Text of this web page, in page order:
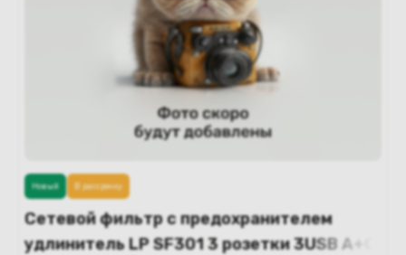
Сетевой фильтр с предохранителем
удлинитель LP SF301 3 розетки 3USB A+C
Новый В рассрочку